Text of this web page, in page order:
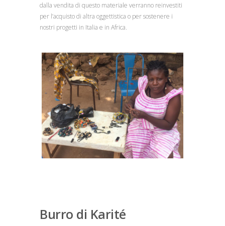
dalla vendita di questo materiale verranno reinvestiti
per l’acquisto di altra oggettistica o per sostenere i
nostri progetti in Italia e in Africa.
Burro di Karité